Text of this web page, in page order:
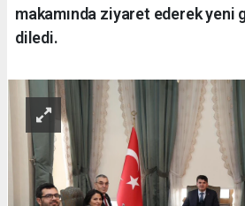
makamında ziyaret ederek yeni
diledi.